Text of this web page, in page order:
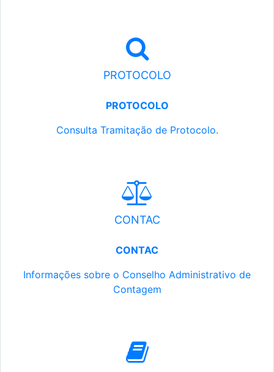
PROTOCOLO
PROTOCOLO
Consulta Tramitação de Protocolo.
CONTAC
CONTAC
Informações sobre o Conselho Administrativo de
Contagem